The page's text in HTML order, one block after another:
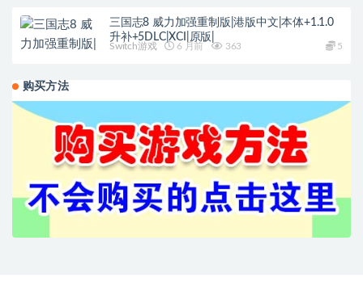
三国志8 威力加强重制版|港版中文|本体+1.1.0
升补+5DLC|XCI|原版|
Switch游戏 6 月前 363 5
购买方法